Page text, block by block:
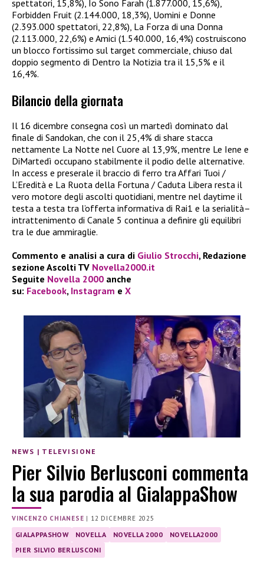
spettatori, 15,8%), Io Sono Farah (1.877.000, 15,6%),
Forbidden Fruit (2.144.000, 18,3%), Uomini e Donne
(2.393.000 spettatori, 22,8%), La Forza di una Donna
(2.113.000, 22,6%) e Amici (1.540.000, 16,4%) costruiscono
un blocco fortissimo sul target commerciale, chiuso dal
doppio segmento di Dentro la Notizia tra il 15,5% e il
16,4%.​
Bilancio della giornata
Il 16 dicembre consegna così un martedì dominato dal
finale di Sandokan, che con il 25,4% di share stacca
nettamente La Notte nel Cuore al 13,9%, mentre Le Iene e
DiMartedì occupano stabilmente il podio delle alternative.
In access e preserale il braccio di ferro tra Affari Tuoi /
L’Eredità e La Ruota della Fortuna / Caduta Libera resta il
vero motore degli ascolti quotidiani, mentre nel daytime il
testa a testa tra l’offerta informativa di Rai1 e la serialità–
intrattenimento di Canale 5 continua a definire gli equilibri
tra le due ammiraglie.​
Commento e analisi a cura di Giulio Strocchi, Redazione
sezione Ascolti TV Novella2000.it
Seguite Novella 2000 anche
su: Facebook, Instagram e X
NEWS | TELEVISIONE
Pier Silvio Berlusconi commenta
la sua parodia al GialappaShow
VINCENZO CHIANESE | 12 DICEMBRE 2025
GIALAPPASHOW NOVELLA NOVELLA 2000
NOVELLA2000
PIER SILVIO BERLUSCONI